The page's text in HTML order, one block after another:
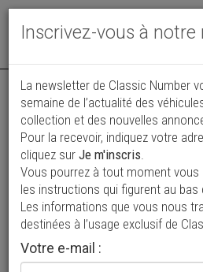
Vos annonces
plus de 4 millions de
Ajouter une
Inscrivez-vous à
La newsletter de Classic Number
semaine de l’actualité des
collection et des nouvelles
Pour la recevoir, indiquez votre
cliquez sur Je m'inscris.
Vous pourrez à tout moment vous
les instructions qui figurent au bas
Les informations que vous nous
destinées à l’usage exclusif de
Votre e-mail :